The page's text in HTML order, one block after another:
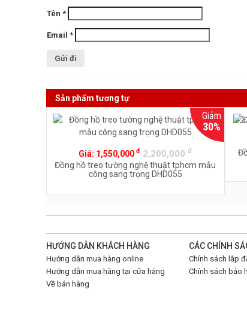
Tên *
Email *
Sản phẩm tương tự
Giảm
30%
Giá: 1,550,000đ 2,200,000đ
Đồng hồ treo tường nghệ thuật tphcm mẫu
công sang trọng DHD055
HƯỚNG DẪN KHÁCH HÀNG
Hướng dẫn mua hàng online
Hướng dẫn mua hàng tại cửa hàng
Về bán hàng
CÁC CHÍNH
Chính sách lắp
Chính sách bảo